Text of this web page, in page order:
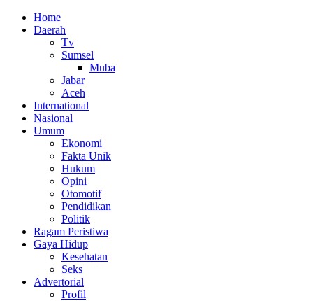
Home
Daerah
Tv
Sumsel
Muba
Jabar
Aceh
International
Nasional
Umum
Ekonomi
Fakta Unik
Hukum
Opini
Otomotif
Pendidikan
Politik
Ragam Peristiwa
Gaya Hidup
Kesehatan
Seks
Advertorial
Profil